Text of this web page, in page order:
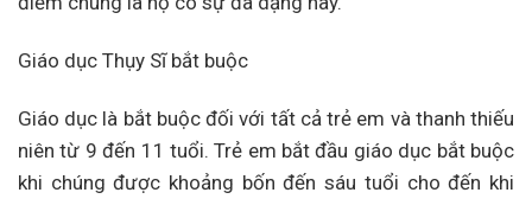
Giáo dục Thụy Sĩ bắt buộc
Giáo dục là bắt buộc đối với tất cả trẻ em và thanh thiếu
niên từ 9 đến 11 tuổi. Trẻ em bắt đầu giáo dục bắt buộc
khi chúng được khoảng bốn đến sáu tuổi cho đến khi